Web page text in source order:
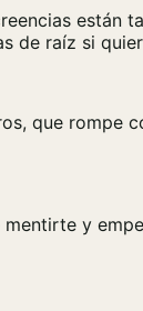
están
de raíz si
que rompe
y